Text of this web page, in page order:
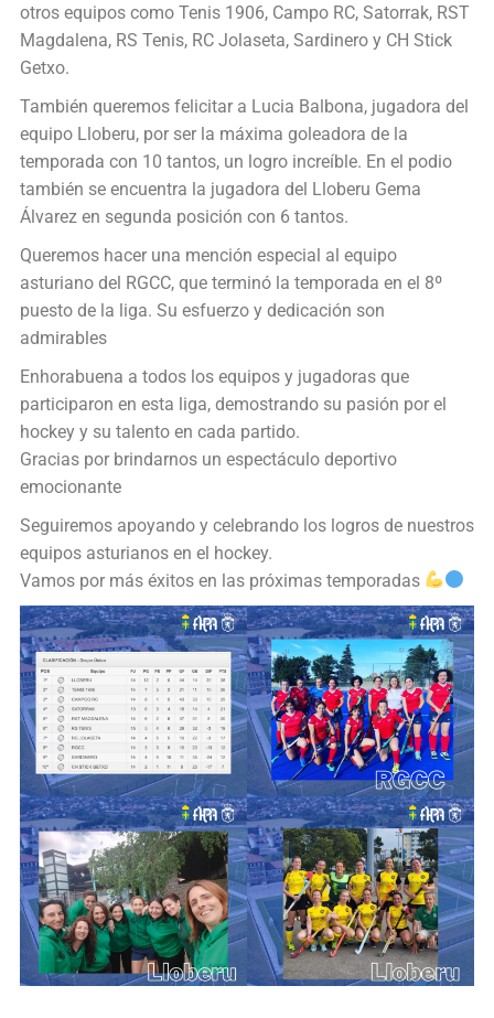
otros equipos como Tenis 1906, Campo RC, Satorrak, RST
Magdalena, RS Tenis, RC Jolaseta, Sardinero y CH Stick
Getxo.
También queremos felicitar a Lucia Balbona, jugadora del
equipo Lloberu, por ser la máxima goleadora de la
temporada con 10 tantos, un logro increíble. En el podio
también se encuentra la jugadora del Lloberu Gema
Álvarez en segunda posición con 6 tantos.
Queremos hacer una mención especial al equipo
asturiano del RGCC, que terminó la temporada en el 8º
puesto de la liga. Su esfuerzo y dedicación son
admirables
Enhorabuena a todos los equipos y jugadoras que
participaron en esta liga, demostrando su pasión por el
hockey y su talento en cada partido.
Gracias por brindarnos un espectáculo deportivo
emocionante
Seguiremos apoyando y celebrando los logros de nuestros
equipos asturianos en el hockey.
Vamos por más éxitos en las próximas temporadas